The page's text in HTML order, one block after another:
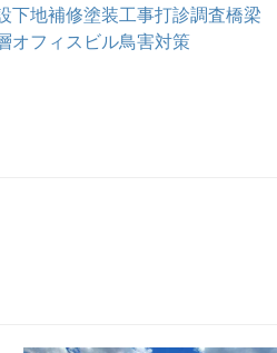
下地補修塗装工事打診調査橋梁
オフィスビル鳥害対策